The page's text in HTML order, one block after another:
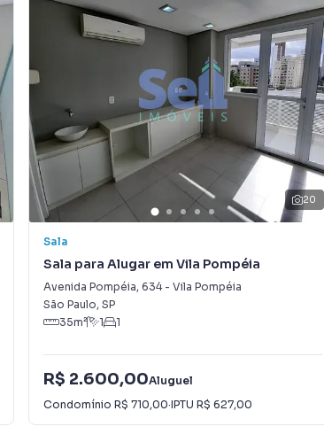
20
Sala
Sala para Alugar em Vila Pompéia
Avenida Pompéia, 634- Vila Pompéia
São Paulo, SP
35m² 1 1
R$ 2.600,00Aluguel
Condomínio R$ 710,00·IPTU R$ 627,00